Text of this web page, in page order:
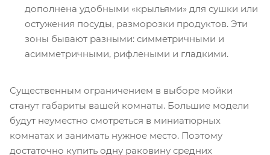
дополнена удобными «крыльями» для сушки или
остужения посуды, разморозки продуктов. Эти
зоны бывают разными: симметричными и
асимметричными, рифлеными и гладкими.
Существенным ограничением в выборе мойки
станут габариты вашей комнаты. Большие модели
будут неуместно смотреться в миниатюрных
комнатах и занимать нужное место. Поэтому
достаточно купить одну раковину средних